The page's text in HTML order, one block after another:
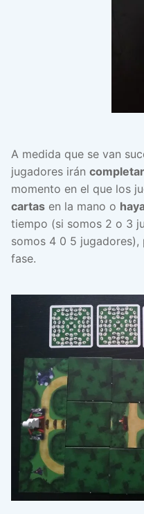
A medida que se van
jugadores irán
momento en el que los
cartas en la mano o
tiempo (si somos 2 o 3
somos 4 0 5 jugadores),
fase.